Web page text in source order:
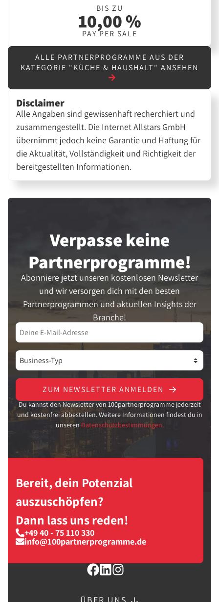
BIS ZU
10,00 %
PAY PER SALE
ALLE PARTNERPROGRAMME AUS DER
KATEGORIE "KÜCHE & HAUSHALT" ANSEHEN
Disclaimer
Alle Angaben sind gewissenhaft recherchiert und
zusammengestellt. Die Internet Allstars GmbH
übernimmt jedoch keine Garantie und Haftung für
die Aktualität, Vollständigkeit und Richtigkeit der
bereitgestellten Informationen.
Verpasse keine
Partner­programme!
Abonniere jetzt unseren kostenlosen Newsletter
und wir versorgen dich mit den besten
Partnerprogrammen und aktuellen Insights der
Branche!
ZUM NEWSLETTER ANMELDEN
Du kannst den Newsletter von 100partnerprogramme jederzeit
und kostenfrei abbestellen. Weitere Informationen findest du in
unseren Datenschutzbestimmungen.
Bereit, dein Potenzial
auszuschöpfen?
Dann lass uns reden!
+49 40 - 75 110 330
info@100partnerprogramme.de